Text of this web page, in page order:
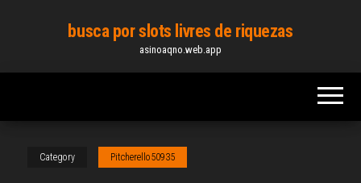
content
busca por slots livres de riquezas
asinoaqno.web.app
Category Pitcherello50935